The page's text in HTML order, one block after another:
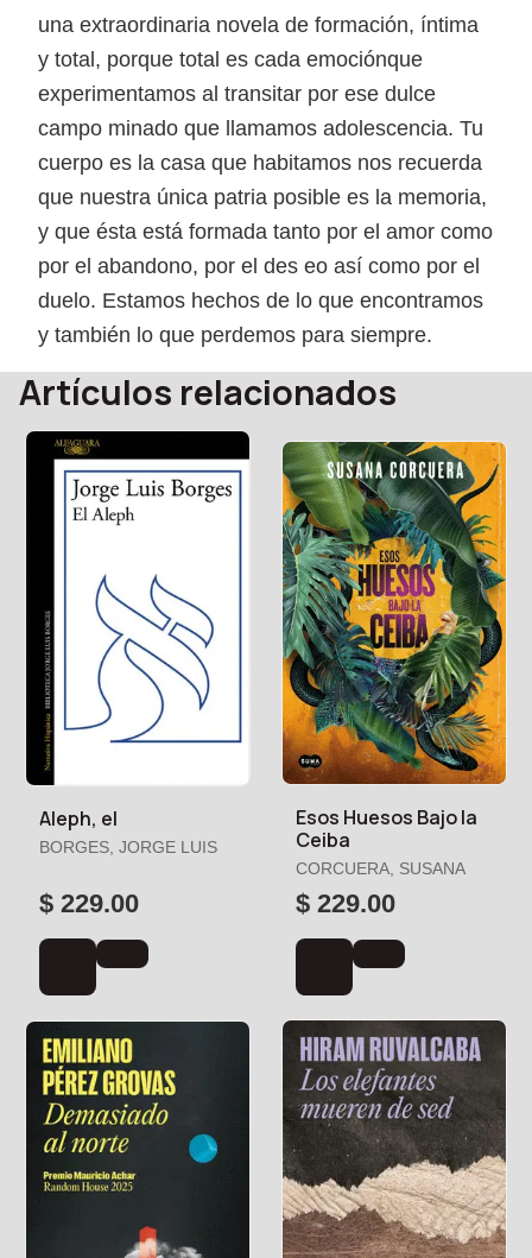
una extraordinaria novela de formación, íntima
y total, porque total es cada emociónque
experimentamos al transitar por ese dulce
campo minado que llamamos adolescencia. Tu
cuerpo es la casa que habitamos nos recuerda
que nuestra única patria posible es la memoria,
y que ésta está formada tanto por el amor como
por el abandono, por el des eo así como por el
duelo. Estamos hechos de lo que encontramos
y también lo que perdemos para siempre.
Artículos relacionados
Aleph, el
BORGES, JORGE LUIS
$ 229.00
Esos Huesos Bajo la
Ceiba
CORCUERA, SUSANA
$ 229.00